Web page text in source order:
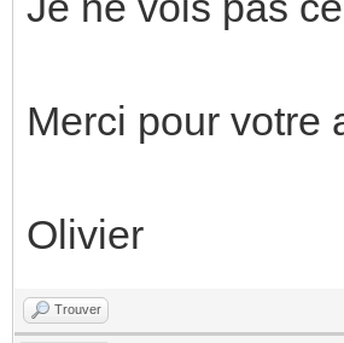
Merci pour votre
Olivier
Trouver